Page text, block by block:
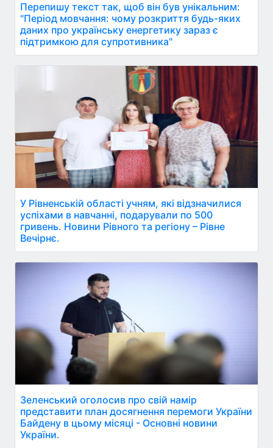
Перепишу текст так, щоб він був унікальним:
"Період мовчання: чому розкриття будь-яких
даних про українську енергетику зараз є
підтримкою для супротивника"
У Рівненській області учням, які відзначилися
успіхами в навчанні, подарували по 500
гривень. Новини Рівного та регіону – Рівне
Вечірнє.
Зеленський оголосив про свій намір
представити план досягнення перемоги України
Байдену в цьому місяці - Основні новини
України.